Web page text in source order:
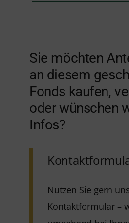
Sie möchten
an diesem
Fonds kaufen,
oder wünschen
Infos?
Nutzen Sie gern
Kontaktformular –